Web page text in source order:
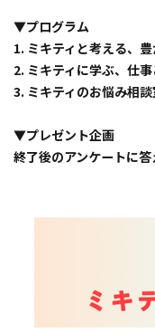
▼プログラム
1. ミキティと考える、
2. ミキティに学ぶ、仕
3. ミキティのお悩み相
▼プレゼント企画
終了後のアンケートに